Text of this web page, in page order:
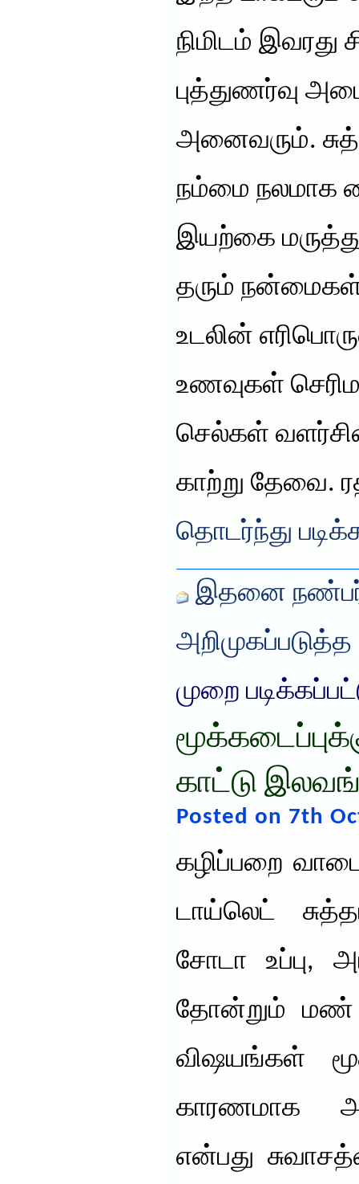
நிமிடம் இவரது
புத்துணர்வு
அனைவரும்.
நம்மை நலமாக
இயற்கை
தரும் நன்மைகள்
உடலின்
உணவுகள்
செல்கள்
காற்று தேவை.
தொடர்ந்து
இதனை
அறிமுகப்படுத்த
முறை
காட்டு
Posted on 7th
கழிப்பறை
டாய்லெட்
சோடா உப்பு,
தோன்றும்
விஷயங்கள்
காரணமாக
என்பது